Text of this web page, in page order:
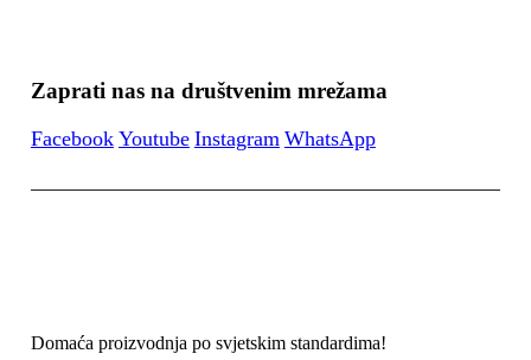
Zaprati nas na društvenim mrežama
Facebook Youtube Instagram WhatsApp
Domaća proizvodnja po svjetskim standardima!